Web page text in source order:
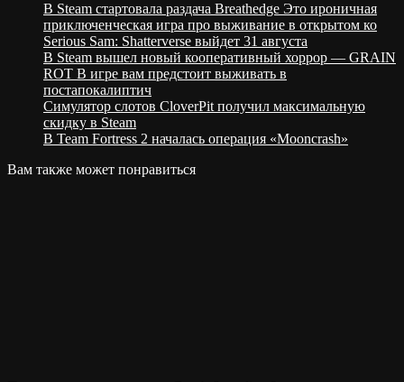
В Steam стартовала раздача Breathedge Это ироничная
приключенческая игра про выживание в открытом ко
Serious Sam: Shatterverse выйдет 31 августа
В Steam вышел новый кооперативный хоррор — GRAIN
ROT В игре вам предстоит выживать в
постапокалиптич
Cимулятор слотов CloverPit получил максимальную
скидку в Steam
В Team Fortress 2 началась операция «Mooncrash»
Вам также может понравиться